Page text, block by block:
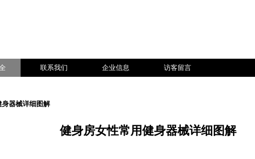
联系我们 企业信息 访客留言
器械详细图解
健身房女性常用健身器械详细图解